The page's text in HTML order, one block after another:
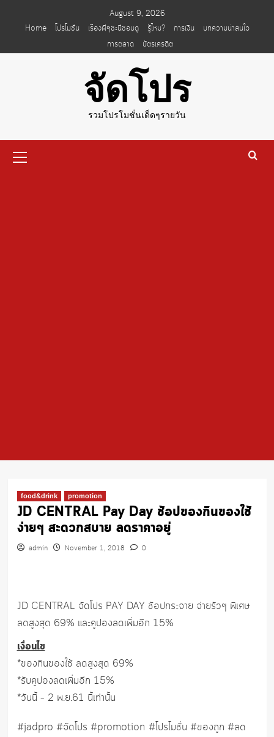
August 9, 2026
Home
โปรโมชั่น เรื่องผีๆชะนีชอบดู รู้ไหม? การเงิน
บทความน่าสนใจ
การตลาด
บัตรเครดิต
จัดโปร
รวมโปรโมชั่นเด็ดๆรายวัน
Menu
food&drink promotion
JD CENTRAL Pay Day ช้อปของกินของใช้
ง่ายๆ สะดวกสบาย ลดราคาอยู่
admin November 1, 2018 0
JD CENTRAL จัดโปร PAY DAY ช้อปกระจาย จ่ายรัวๆ พิเศษ
ลดสูงสุด 69% และคูปองลดเพิ่มอีก 15%
เงื่อนไข
*ของกินของใช้ ลดสูงสุด 69%
*รับคูปองลดเพิ่มอีก 15%
*วันนี้ – 2 พ.ย.61 นี้เท่านั้น
#jadpro #จัดโปร #promotion #โปรโมชั่น #ของถูก #ลด